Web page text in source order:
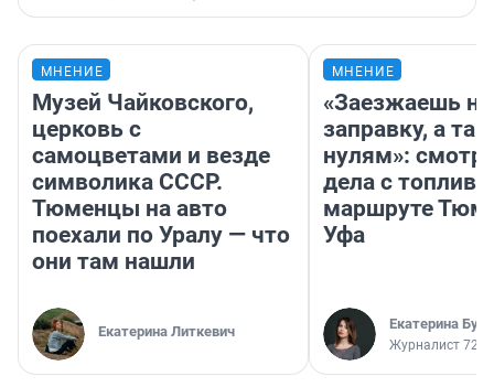
МНЕНИЕ
Музей Чайковского,
церковь с
самоцветами и везде
символика СССР.
Тюменцы на авто
поехали по Уралу — что
они там нашли
Екатерина Литкевич
МНЕНИЕ
«Заезжаешь на
заправку, а
нулям»:
дела с
маршруте
Уфа
Екатерина
Журналист